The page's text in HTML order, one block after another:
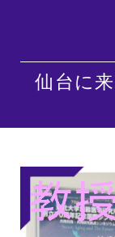
仙台に